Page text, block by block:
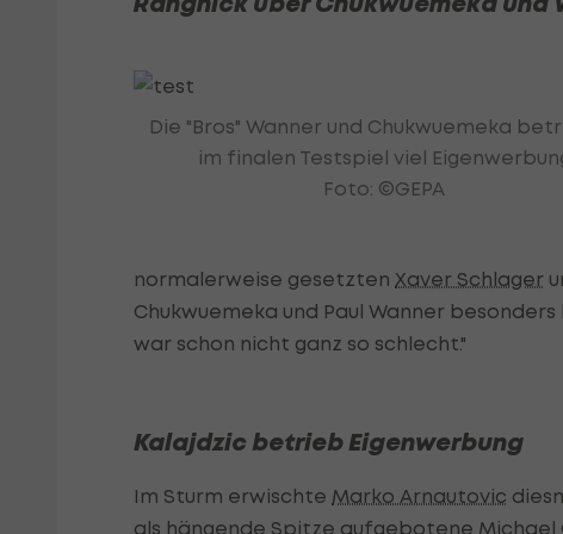
Die "Bros" Wanner und Chukwuemeka
im finalen Testspiel viel
Foto: ©GEPA
normalerweise gesetzten Xaver Schlager
Chukwuemeka und Paul Wanner
war schon nicht ganz so schlecht."
Kalajdzic betrieb Eigenwerbung
Im Sturm erwischte Marko Arnautovic
als hängende Spitze aufgebotene Michael